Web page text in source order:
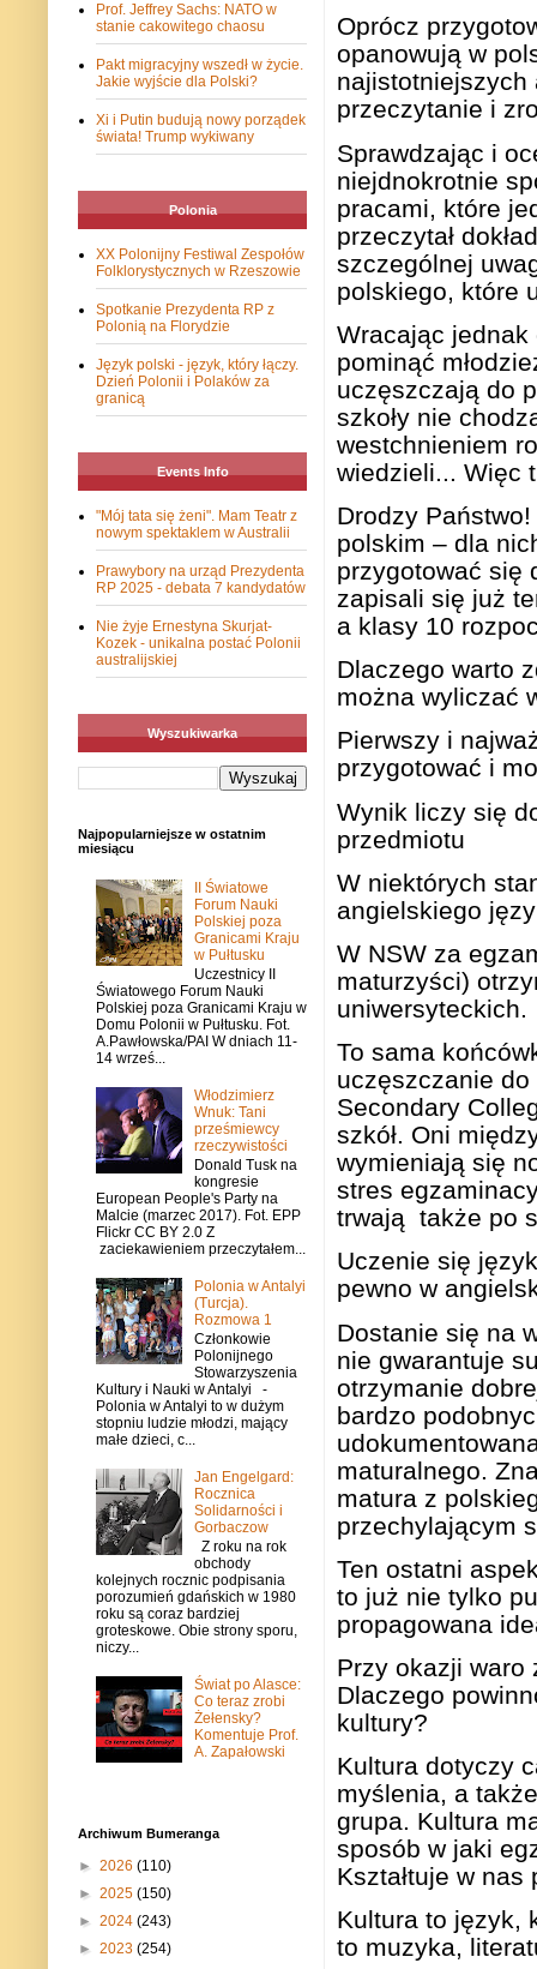
Oprócz
opanowują w
najistotniejszych
przeczytanie i
Sprawdzając i
niejdnokrotnie
pracami, które
przeczytał
szczególnej
polskiego, które
Wracając
pominąć
uczęszczają do
szkoły nie
westchnieniem
wiedzieli... Więc
Drodzy
polskim – dla
przygotować się
zapisali się już
a klasy 10
Dlaczego warto
można wyliczać
Pierwszy i
przygotować i
Wynik liczy się
przedmiotu
W niektórych
angielskiego
W NSW za
maturzyści)
uniwersyteckich.
To sama
uczęszczanie
Secondary
szkół. Oni
wymieniają się
stres
trwają także po
Uczenie się
pewno w
Dostanie się na
nie gwarantuje
otrzymanie
bardzo
maturalnego.
matura z
przechylającym
Ten ostatni
to już nie tylko
propagowana
Przy okazji waro
Dlaczego
kultury?
Kultura dotyczy
myślenia, a
grupa. Kultura
sposób w jaki
Kształtuje w
Kultura to język,
to muzyka,
Prof. Jeffrey Sachs: NATO w
stanie cakowitego chaosu
Pakt migracyjny wszedł w życie.
Jakie wyjście dla Polski?
Xi i Putin budują nowy porządek
świata! Trump wykiwany
Polonia
XX Polonijny Festiwal Zespołów
Folklorystycznych w Rzeszowie
Spotkanie Prezydenta RP z
Polonią na Florydzie
Język polski - język, który łączy.
Dzień Polonii i Polaków za
granicą
Events Info
"Mój tata się żeni". Mam Teatr z
nowym spektaklem w Australii
Prawybory na urząd Prezydenta
RP 2025 - debata 7 kandydatów
Nie żyje Ernestyna Skurjat-
Kozek - unikalna postać Polonii
australijskiej
Wyszukiwarka
Najpopularniejsze w ostatnim
miesiącu
II Światowe
Forum Nauki
Polskiej poza
Granicami Kraju
w Pułtusku
Uczestnicy II
Światowego Forum Nauki
Polskiej poza Granicami Kraju w
Domu Polonii w Pułtusku. Fot.
A.Pawłowska/PAI W dniach 11-
14 wrześ...
Włodzimierz
Wnuk: Tani
prześmiewcy
rzeczywistości
Donald Tusk na
kongresie
European People's Party na
Malcie (marzec 2017). Fot. EPP
Flickr CC BY 2.0 Z
zaciekawieniem przeczytałem...
Polonia w Antalyi
(Turcja).
Rozmowa 1
Członkowie
Polonijnego
Stowarzyszenia
Kultury i Nauki w Antalyi -
Polonia w Antalyi to w dużym
stopniu ludzie młodzi, mający
małe dzieci, c...
Jan Engelgard:
Rocznica
Solidarności i
Gorbaczow
Z roku na rok
obchody
kolejnych rocznic podpisania
porozumień gdańskich w 1980
roku są coraz bardziej
groteskowe. Obie strony sporu,
niczy...
Świat po Alasce:
Co teraz zrobi
Żełensky?
Komentuje Prof.
A. Zapałowski
Archiwum Bumeranga
► 2026 (110)
► 2025 (150)
► 2024 (243)
► 2023 (254)